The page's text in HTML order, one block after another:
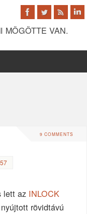
MÖGÖTTE VAN.
9 COMMENTS
lett az INLOCK
rövidtávú